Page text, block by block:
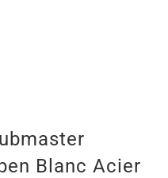
Blanc Acier